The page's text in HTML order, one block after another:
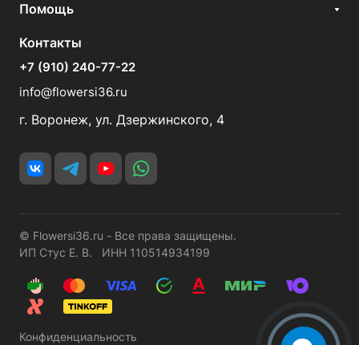
Помощь
Контакты
+7 (910) 240-77-22
info@flowersi36.ru
г. Воронеж, ул. Дзержинского, 4
© Flowersi36.ru - Все права защищены.
ИП Стус Е. В. ИНН 110514934199
Конфиденциальность